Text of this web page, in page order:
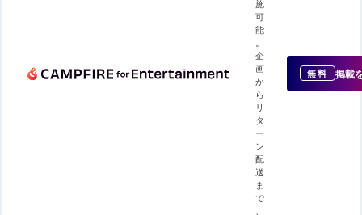
施
可
能
企
画
か
ら
リ
タ
ー
ン
配
送
ま
で
無料 掲載